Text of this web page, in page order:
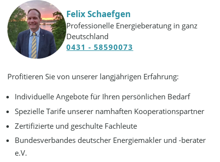
Felix Schaefgen
Professionelle Energieberatung in ganz
Deutschland
0431 - 58590073
Profitieren Sie von unserer langjährigen Erfahrung:
Individuelle Angebote für Ihren persönlichen Bedarf
Spezielle Tarife unserer namhaften Kooperationspartner
Zertifizierte und geschulte Fachleute
Bundesverbandes deutscher Energiemakler und -berater
e.V.